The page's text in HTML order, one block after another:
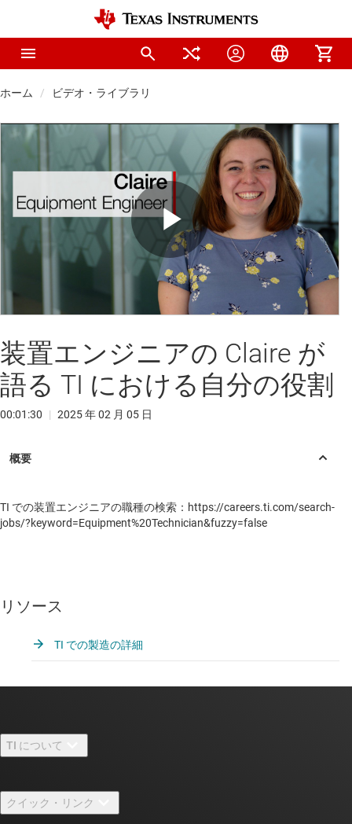
ホーム ビデオ・ライブラリ
Play
Video
装置エンジニアの Claire が
語る TI における自分の役割
00:01:30 | 2025 年 02 月 05 日
TI での装置エンジニアの職種の検索：https://careers.ti.com/search-
jobs/?keyword=Equipment%20Technician&fuzzy=false
リソース
TI での製造の詳細
TI について
採用情報
クイック・リンク